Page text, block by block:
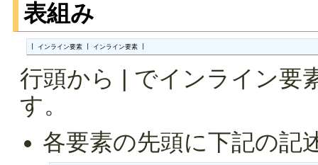
表組み
| インライン要素 | インライン要素 |
行頭から | でインライン要
す。
各要素の先頭に下記の記